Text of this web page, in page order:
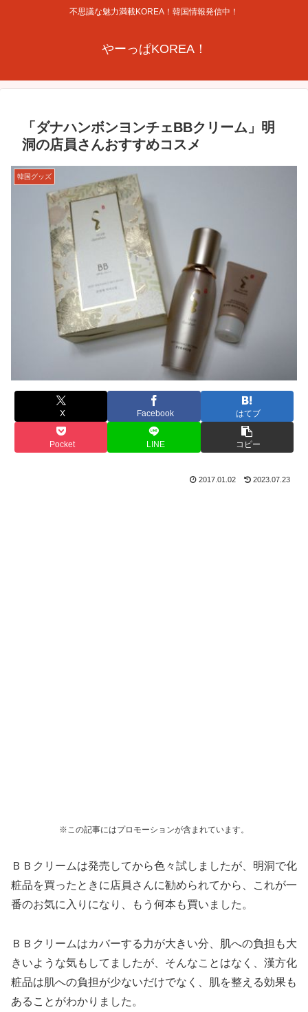
不思議な魅力満載KOREA！韓国情報発信中！
やーっぱKOREA！
「ダナハンボンヨンチェBBクリーム」明
洞の店員さんおすすめコスメ
韓国グッズ
X Facebook はてブ
Pocket LINE コピー
2017.01.02 2023.07.23
※この記事にはプロモーションが含まれています。
ＢＢクリームは発売してから色々試しましたが、明洞で化
粧品を買ったときに店員さんに勧められてから、これが一
番のお気に入りになり、もう何本も買いました。
ＢＢクリームはカバーする力が大きい分、肌への負担も大
きいような気もしてましたが、そんなことはなく、漢方化
粧品は肌への負担が少ないだけでなく、肌を整える効果も
あることがわかりました。